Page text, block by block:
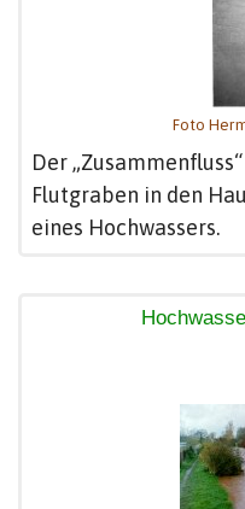
Foto
Der
Flutgraben in den
eines Hochwassers.